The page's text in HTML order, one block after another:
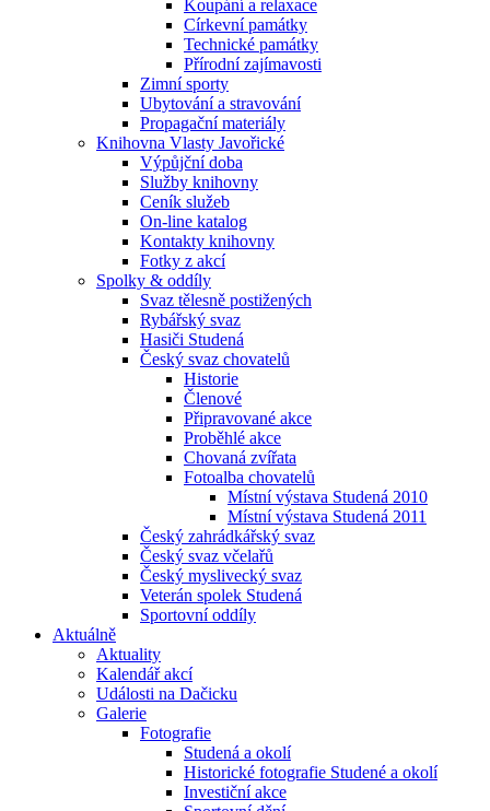
Koupání a relaxace
Církevní památky
Technické památky
Přírodní zajímavosti
Zimní sporty
Ubytování a stravování
Propagační materiály
Knihovna Vlasty Javořické
Výpůjční doba
Služby knihovny
Ceník služeb
On-line katalog
Kontakty knihovny
Fotky z akcí
Spolky & oddíly
Svaz tělesně postižených
Rybářský svaz
Hasiči Studená
Český svaz chovatelů
Historie
Členové
Připravované akce
Proběhlé akce
Chovaná zvířata
Fotoalba chovatelů
Místní výstava Studená 2010
Místní výstava Studená 2011
Český zahrádkářský svaz
Český svaz včelařů
Český myslivecký svaz
Veterán spolek Studená
Sportovní oddíly
Aktuálně
Aktuality
Kalendář akcí
Události na Dačicku
Galerie
Fotografie
Studená a okolí
Historické fotografie Studené a okolí
Investiční akce